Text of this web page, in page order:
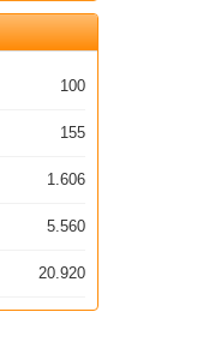
100
155
1.606
5.560
20.920